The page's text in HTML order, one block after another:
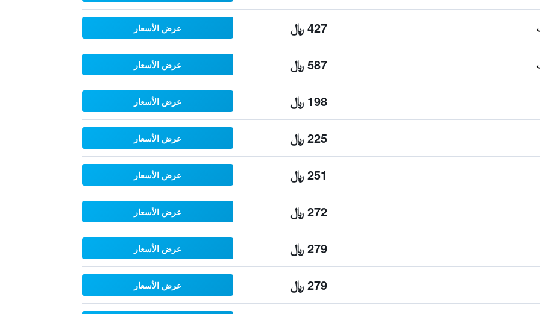
427 ﷼ عرض الأسعار
587 ﷼ عرض الأسعار
198 ﷼ عرض الأسعار
225 ﷼ عرض الأسعار
251 ﷼ عرض الأسعار
272 ﷼ عرض الأسعار
279 ﷼ عرض الأسعار
279 ﷼ عرض الأسعار